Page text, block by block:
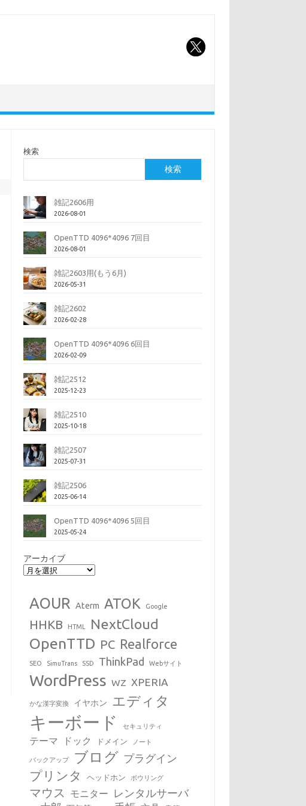
検索
検索
雑記2606用
2026-08-01
OpenTTD 4096*4096 7回目
2026-08-01
雑記2603用(もう6月)
2026-05-31
雑記2602
2026-02-28
OpenTTD 4096*4096 6回目
2026-02-09
雑記2512
2025-12-23
雑記2510
2025-10-18
雑記2507
2025-07-31
雑記2506
2025-06-14
OpenTTD 4096*4096 5回目
2025-05-24
アーカイブ
AOUR Aterm ATOK Google
HHKB HTML NextCloud
OpenTTD PC Realforce
SEO SimuTrans SSD ThinkPad Webサイト
WordPress WZ XPERIA
かな漢字変換 イヤホン エディタ
キーボード セキュリティ
テーマ ドック ドメイン ノート
バックアップ ブログ プラグイン
プリンタ ヘッドホン ボウリング
マウス モニター
レンタルサーバ